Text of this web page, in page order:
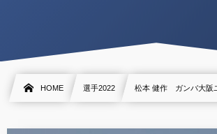
HOME 選手2022 松本 健作 ガンバ大阪